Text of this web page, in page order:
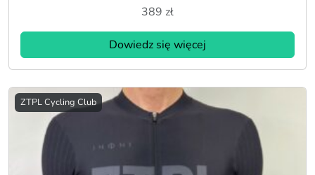
389 zł
Dowiedz się więcej
ZTPL Cycling Club